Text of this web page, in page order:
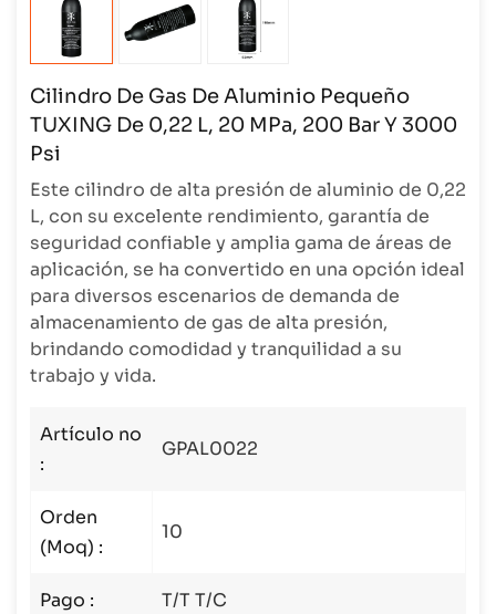
Cilindro De Gas De Aluminio Pequeño
TUXING De 0,22 L, 20 MPa, 200 Bar Y 3000
Psi
Este cilindro de alta presión de aluminio de 0,22
L, con su excelente rendimiento, garantía de
seguridad confiable y amplia gama de áreas de
aplicación, se ha convertido en una opción ideal
para diversos escenarios de demanda de
almacenamiento de gas de alta presión,
brindando comodidad y tranquilidad a su
trabajo y vida.
Artículo no
:
GPAL0022
Orden
(Moq) :
10
Pago : T/T T/C